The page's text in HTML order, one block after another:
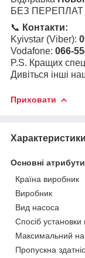
БЕЗ ПЕРЕПЛАТ
📞 Контакти:
Kyivstar (Viber):
Vodafone: 066-
P.S. Кращих
Дивіться інші
Приховати
Характеристики
Основні атрибути
Країна виробник
Виробник
Вид насоса
Спосіб установки
Максимальний
Пропускна